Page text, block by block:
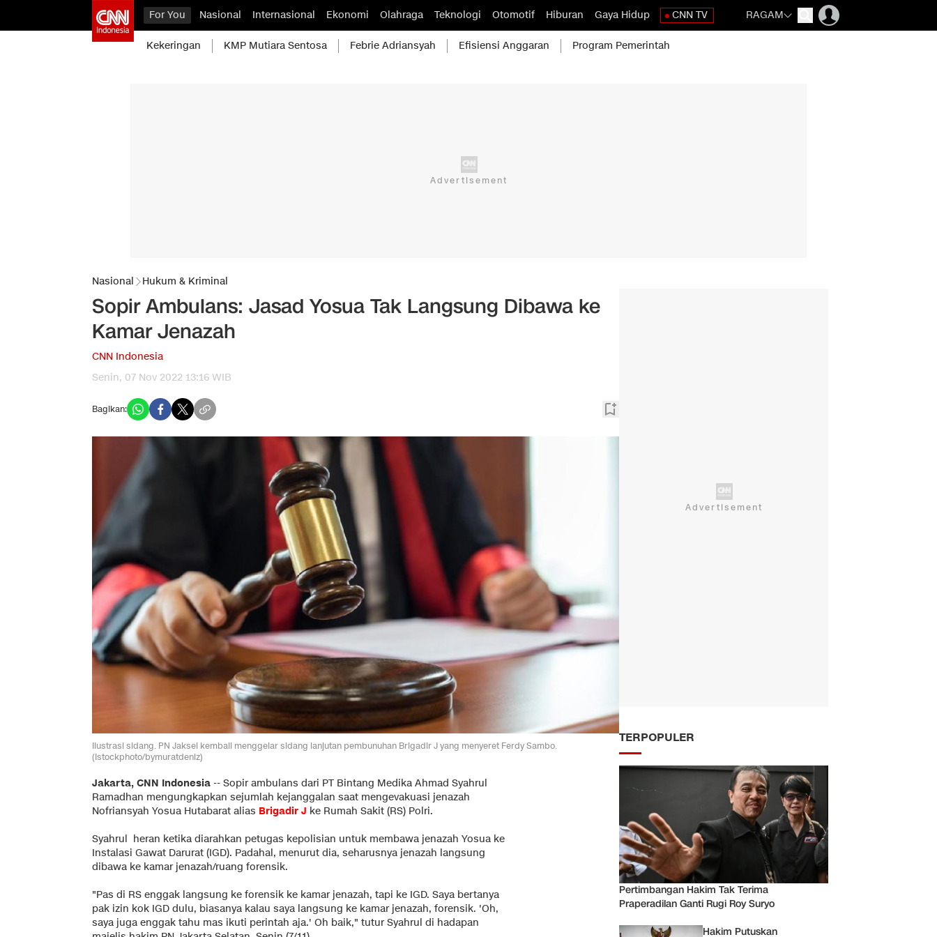
For You Nasional Internasional Ekonomi Olahraga Teknologi Otomotif Hiburan Gaya Hidup CNN TV RAGAM
Kekeringan KMP Mutiara Sentosa Febrie Adriansyah Efisiensi Anggaran Program Pemerintah
Nasional Hukum & Kriminal
Sopir Ambulans: Jasad Yosua Tak Langsung Dibawa ke
Kamar Jenazah
CNN Indonesia
Senin, 07 Nov 2022 13:16 WIB
Bagikan:
Ilustrasi sidang. PN Jaksel kembali menggelar sidang lanjutan pembunuhan Brigadir J yang menyeret Ferdy Sambo.
(Istockphoto/bymuratdeniz)
Jakarta, CNN Indonesia -- Sopir ambulans dari PT Bintang Medika Ahmad Syahrul
Ramadhan mengungkapkan sejumlah kejanggalan saat mengevakuasi jenazah
Nofriansyah Yosua Hutabarat alias Brigadir J ke Rumah Sakit (RS) Polri.
Syahrul heran ketika diarahkan petugas kepolisian untuk membawa jenazah Yosua ke
Instalasi Gawat Darurat (IGD). Padahal, menurut dia, seharusnya jenazah langsung
dibawa ke kamar jenazah/ruang forensik.
"Pas di RS enggak langsung ke forensik ke kamar jenazah, tapi ke IGD. Saya bertanya
pak izin kok IGD dulu, biasanya kalau saya langsung ke kamar jenazah, forensik. 'Oh,
saya juga enggak tahu mas ikuti perintah aja.' Oh baik," tutur Syahrul di hadapan
TERPOPULER
Pertimbangan Hakim Tak Terima
Praperadilan Ganti Rugi Roy Suryo
Hakim Putuskan